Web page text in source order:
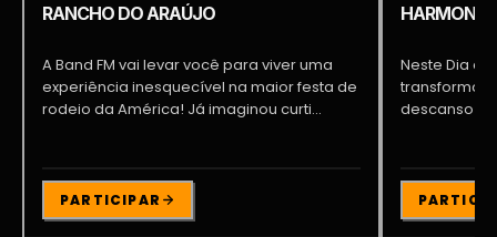
RANCHO DO ARAÚJO
A Band FM vai levar você para viver uma
experiência inesquecível na maior festa de
rodeio da América! Já imaginou curti...
PARTICIPAR
Neste Dia
transformar
descanso